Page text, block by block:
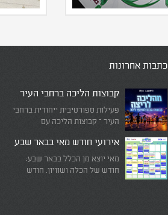
כתבות אחרונות
קבוצות הליכה ברחבי העיר
פעילות ספורטיבית ייחודית ברחבי
העיר – קבוצות הליכה עם
אירועי חודש מאי בבאר שבע
מאי יוצא מן הכלל בבאר שבע:
חודש של הכלה ושוויון. חודש